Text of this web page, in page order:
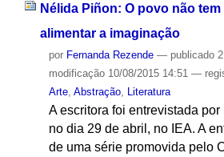
Nélida Piñon: O povo não
alimentar a imaginação
por Fernanda Rezende — publicado
modificação10/08/2015 14:51 —
Arte, Abstração, Literatura
A escritora foi entrevistada
no dia 29 de abril, no IEA. A
de uma série promovida pelo